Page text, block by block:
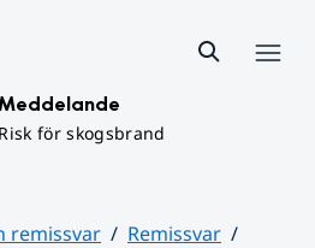
Risk för skogsbrand
remissvar
Remissvar